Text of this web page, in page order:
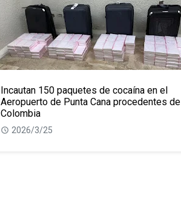
Incautan 150 paquetes de cocaína en el
Aeropuerto de Punta Cana procedentes de
Colombia
2026/3/25